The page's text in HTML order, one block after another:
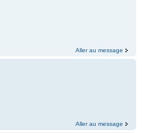
Aller au message
Aller au message